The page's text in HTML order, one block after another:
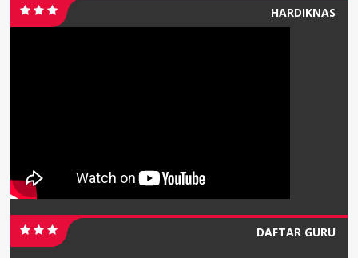
HARDIKNAS
DAFTAR GURU